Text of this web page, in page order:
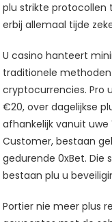
plu strikte protocollen
erbij allemaal tijde
U casino hanteert
traditionele
cryptocurrencies. Pro
€20, over dagelijkse
afhankelijk vanuit uwe
Customer, bestaan
gedurende 0xBet. Die
bestaan plu u
Portier nie meer plus